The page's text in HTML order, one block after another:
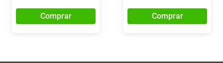
Comprar Comprar